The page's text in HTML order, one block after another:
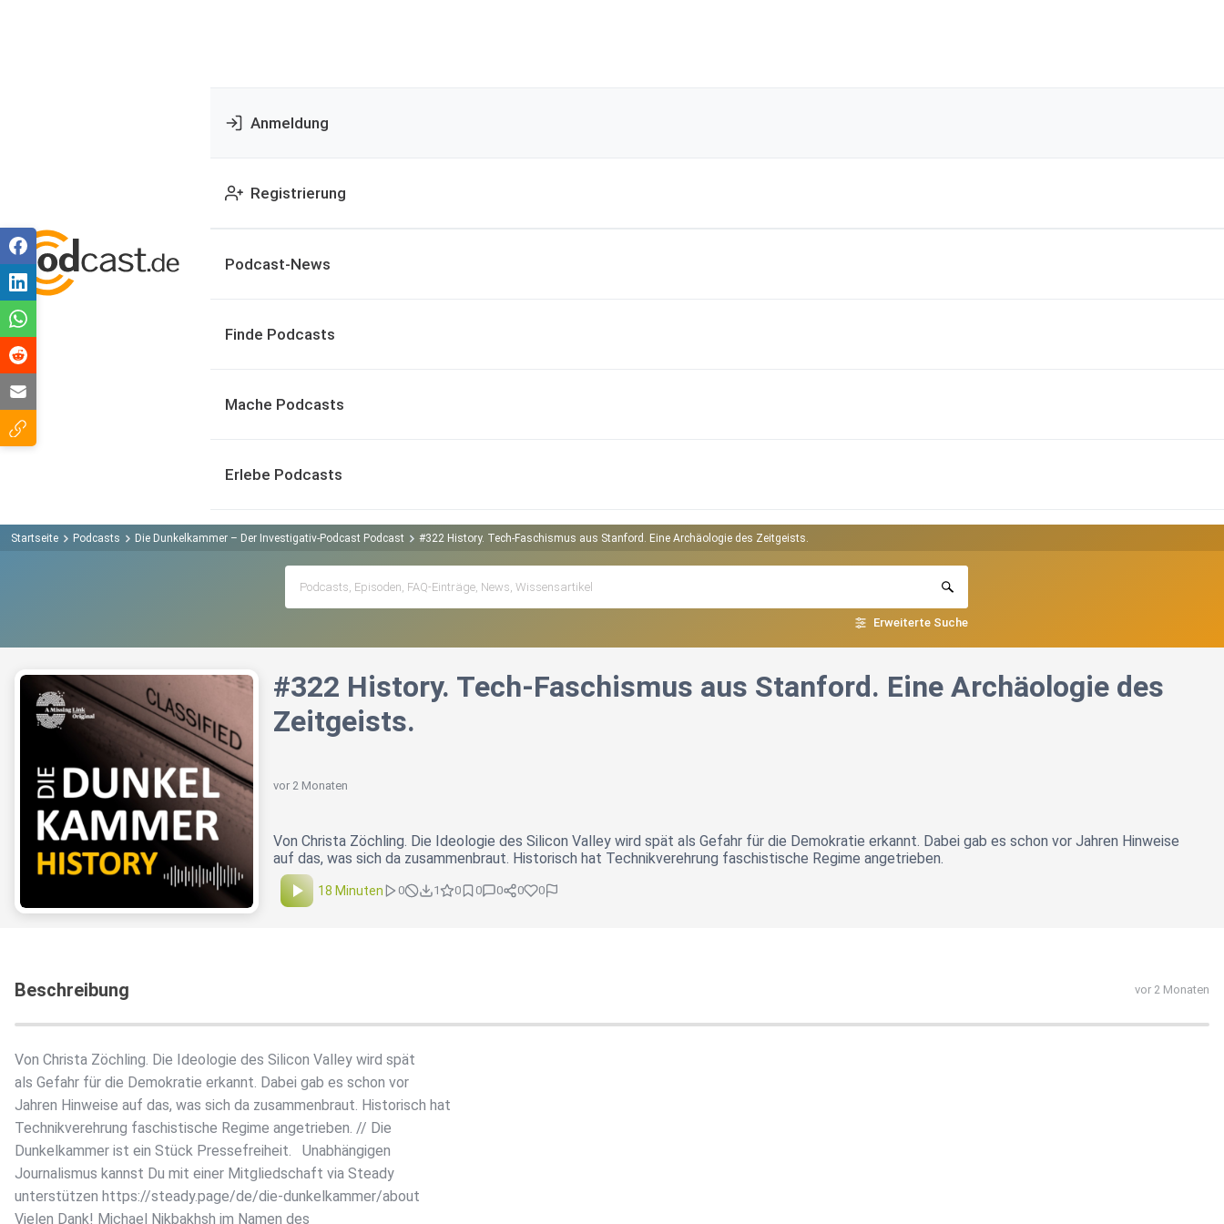
Anmeldung
Registrierung
Podcast-News
Finde Podcasts
Mache Podcasts
Erlebe Podcasts
Startseite Podcasts Die Dunkelkammer – Der Investigativ-Podcast Podcast #322 History. Tech-Faschismus aus Stanford. Eine Archäologie des Zeitgeists.
Erweiterte Suche
#322 History. Tech-Faschismus aus Stanford. Eine Archäologie des
Zeitgeists.
vor 2 Monaten
Von Christa Zöchling. Die Ideologie des Silicon Valley wird spät als Gefahr für die Demokratie erkannt. Dabei gab es schon vor Jahren Hinweise
auf das, was sich da zusammenbraut. Historisch hat Technikverehrung faschistische Regime angetrieben.
18 Minuten 0 1 0 0 0 0 0
Beschreibung vor 2 Monaten
Von Christa Zöchling. Die Ideologie des Silicon Valley wird spät
als Gefahr für die Demokratie erkannt. Dabei gab es schon vor
Jahren Hinweise auf das, was sich da zusammenbraut. Historisch hat
Technikverehrung faschistische Regime angetrieben. // Die
Dunkelkammer ist ein Stück Pressefreiheit. Unabhängigen
Journalismus kannst Du mit einer Mitgliedschaft via Steady
unterstützen https://steady.page/de/die-dunkelkammer/about
Vielen Dank! Michael Nikbakhsh im Namen des